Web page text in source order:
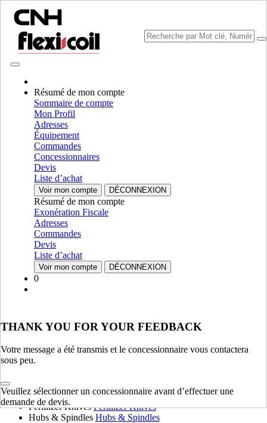
Résumé de mon compte
Sommaire de compte
Mon Profil
Adresses
Équipement
Commandes
Concessionnaires
Devis
Liste d’achat
Voir mon compte DÉCONNEXION
Résumé de mon compte
Exonération Fiscale
Adresses
Commandes
Devis
Liste d’achat
Voir mon compte DÉCONNEXION
0
THANK YOU FOR YOUR FEEDBACK
Votre message a été transmis et le concessionnaire vous contactera
sous peu.
Veuillez sélectionner un concessionnaire avant d’effectuer une
demande de devis.
Sélectionner marque
Fermer le Menu
CATÉGORIES
EQUIPMENT
AUTORÉPARATION
CATÉGORIES ALL CATÉGORIES
Chassis & Frame
Frame & Structural
Chassis Chassis
Fenders, Hoods & Sheet Metal Fenders, Hoods & Sheet
Metal
Flange Plates Flange Plates
Planting & Tillage
Disk Blades
Harrows Harrows
Fertilizer Knives Fertilizer Knives
Hubs & Spindles Hubs & Spindles